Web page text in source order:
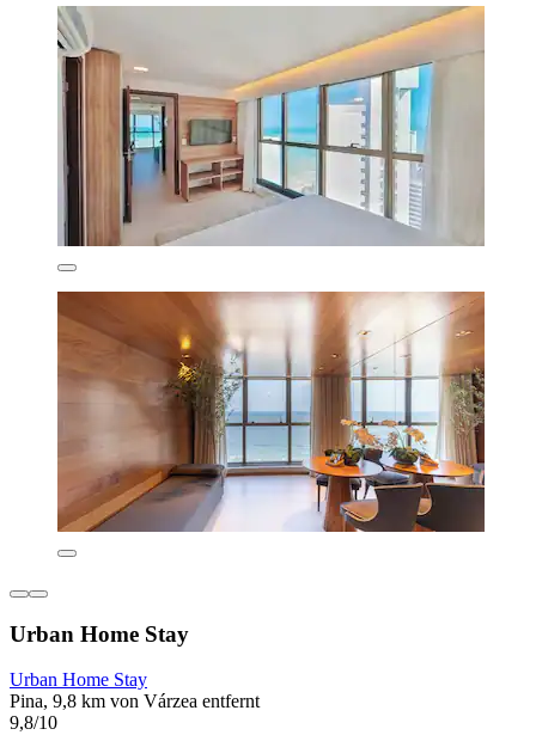
Urban Home Stay
Urban Home Stay
Pina, 9,8 km von Várzea entfernt
9,8/10